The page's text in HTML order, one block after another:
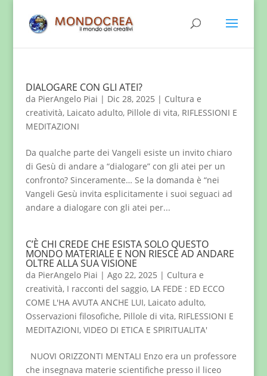
DIALOGARE CON GLI ATEI?
da PierAngelo Piai | Dic 28, 2025 | Cultura e
creatività, Laicato adulto, Pillole di vita, RIFLESSIONI E
MEDITAZIONI
Da qualche parte dei Vangeli esiste un invito chiaro
di Gesù di andare a “dialogare” con gli atei per un
confronto? Sinceramente… Se la domanda è “nei
Vangeli Gesù invita esplicitamente i suoi seguaci ad
andare a dialogare con gli atei per...
C’È CHI CREDE CHE ESISTA SOLO QUESTO
MONDO MATERIALE E NON RIESCE AD ANDARE
OLTRE ALLA SUA VISIONE
da PierAngelo Piai | Ago 22, 2025 | Cultura e
creatività, I racconti del saggio, LA FEDE : ED ECCO
COME L'HA AVUTA ANCHE LUI, Laicato adulto,
Osservazioni filosofiche, Pillole di vita, RIFLESSIONI E
MEDITAZIONI, VIDEO DI ETICA E SPIRITUALITA'
NUOVI ORIZZONTI MENTALI Enzo era un professore
che insegnava materie scientifiche presso il liceo